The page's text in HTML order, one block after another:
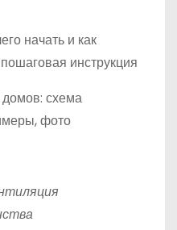
начать и как
инструкция
схема
фото